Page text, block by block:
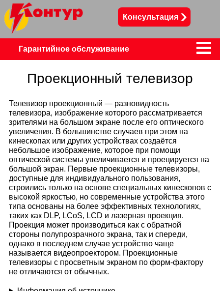
Консультация
Гарантийное обслуживание
Пылесосы Холодильники
Сервисный
Проекционный телевизор
Телевизор проекционный — разновидность
телевизора, изображение которого рассматривается
зрителями на большом экране после его оптического
увеличения. В большинстве случаев при этом на
кинескопах или других устройствах создаётся
небольшое изображение, которое при помощи
оптической системы увеличивается и проецируется на
большой экран. Первые проекционные телевизоры,
доступные для индивидуального пользования,
строились только на основе специальных кинескопов с
высокой яркостью, но современные устройства этого
типа основаны на более эффективных технологиях,
таких как DLP, LCoS, LCD и лазерная проекция.
Проекция может производиться как с обратной
стороны полупрозрачного экрана, так и спереди,
однако в последнем случае устройство чаще
называется видеопроектором. Проекционные
телевизоры с просветным экраном по форм-фактору
не отличаются от обычных.